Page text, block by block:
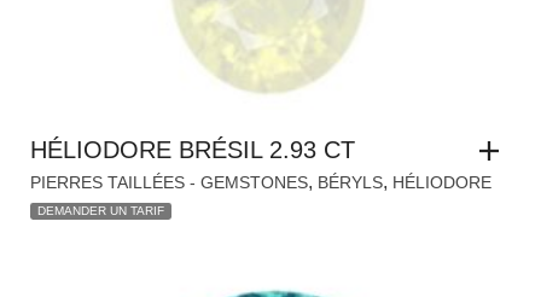
HÉLIODORE BRÉSIL 2.93 CT
PIERRES TAILLÉES - GEMSTONES, BÉRYLS, HÉLIODORE
DEMANDER UN TARIF